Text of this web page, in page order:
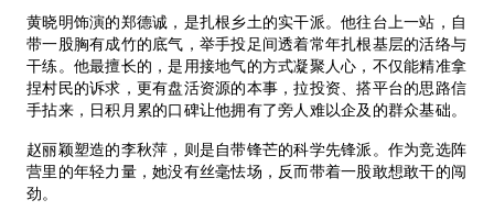
黄晓明饰演的郑德诚，是扎根乡土的实干派。他往台上一站，自
带一股胸有成竹的底气，举手投足间透着常年扎根基层的活络与
干练。他最擅长的，是用接地气的方式凝聚人心，不仅能精准拿
捏村民的诉求，更有盘活资源的本事，拉投资、搭平台的思路信
手拈来，日积月累的口碑让他拥有了旁人难以企及的群众基础。
赵丽颖塑造的李秋萍，则是自带锋芒的科学先锋派。作为竞选阵
营里的年轻力量，她没有丝毫怯场，反而带着一股敢想敢干的闯
劲。